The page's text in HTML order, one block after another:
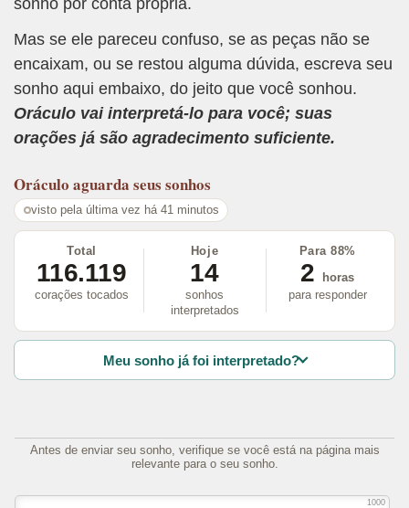
Mas se ele pareceu confuso, se as peças não se
encaixam, ou se restou alguma dúvida, escreva seu
sonho aqui embaixo, do jeito que você sonhou.
Oráculo vai interpretá-lo para você; suas
orações já são agradecimento suficiente.
Oráculo aguarda seus sonhos
visto pela última vez há 41 minutos
Total
116.119
corações tocados
Hoje
14
sonhos
interpretados
Para 88%
2
horas
para responder
Meu sonho já foi interpretado?
Antes de enviar seu sonho, verifique se você está na página mais
relevante para o seu sonho.
1000